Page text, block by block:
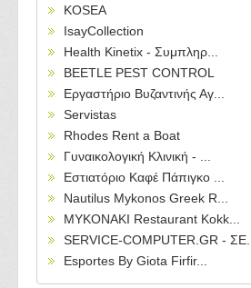
KOSEA
IsayCollection
Health Kinetix - Συμπληρ...
BEETLE PEST CONTROL
Εργαστήριο Βυζαντινής Αγ...
Servistas
Rhodes Rent a Boat
Γυναικολογική Κλινική - ...
Εστιατόριο Καφέ Πάπιγκο ...
Nautilus Mykonos Greek R...
MYKONAKI Restaurant Kokk...
SERVICE-COMPUTER.GR - ΣΕ...
Esportes By Giota Firfir...